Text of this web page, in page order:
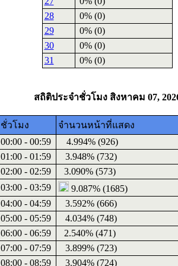
28
0% (0)
29
0% (0)
30
0% (0)
31
0% (0)
สถิติประจำชั่วโมง สิงหาคม 07,
ชั่วโมง
จำนวนหน้าที่แสดง
00:00 - 00:59
4.994% (926)
01:00 - 01:59
3.948% (732)
02:00 - 02:59
3.090% (573)
03:00 - 03:59
9.087% (1685)
04:00 - 04:59
3.592% (666)
05:00 - 05:59
4.034% (748)
06:00 - 06:59
2.540% (471)
07:00 - 07:59
3.899% (723)
08:00 - 08:59
3.904% (724)